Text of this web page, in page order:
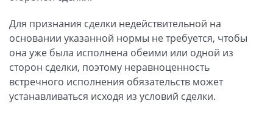
Для признания сделки недействительной на
основании указанной нормы не требуется, чтобы
она уже была исполнена обеими или одной из
сторон сделки, поэтому неравноценность
встречного исполнения обязательств может
устанавливаться исходя из условий сделки.